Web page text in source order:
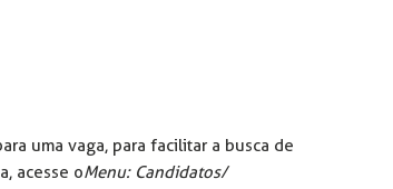
uma vaga, para facilitar a busca de
acesse oMenu: Candidatos/